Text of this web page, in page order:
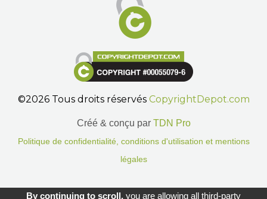
©2026 Tous droits réservés CopyrightDepot.com
Créé & conçu par TDN Pro
Politique de confidentialité, conditions d'utilisation et mentions
légales
Gestion des cookies.
By continuing to scroll,you are allowing all third-party